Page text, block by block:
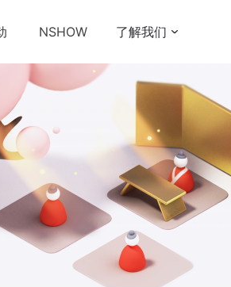
NSHOW 了解我们